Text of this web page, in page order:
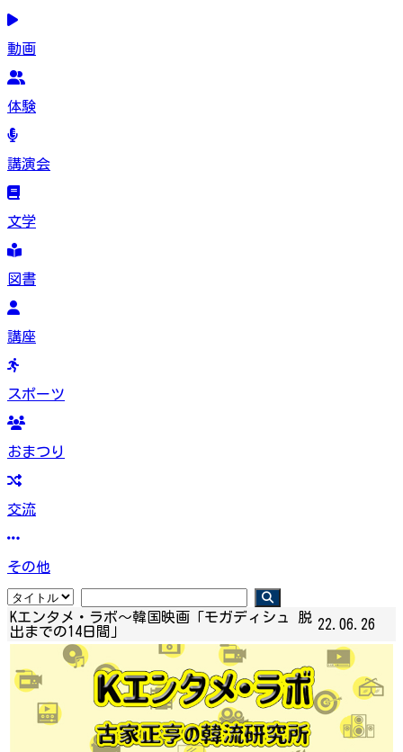
動画
体験
講演会
文学
図書
講座
スポーツ
おまつり
交流
その他
Kエンタメ・ラボ～韓国映画「モガディシュ 脱
出までの14日間」
22.06.26